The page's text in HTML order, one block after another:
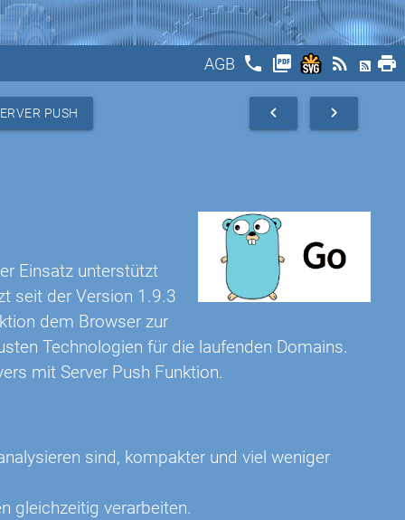
AGB phone picture_as_pdf rss_feed print
PUSH navigate_next
navigate_before
Einsatz unterstützt
seit der Version 1.9.3
dem Browser zur
Technologien für die laufenden Domains.
mit Server Push Funktion.
sind, kompakter und viel weniger
gleichzeitig verarbeiten.